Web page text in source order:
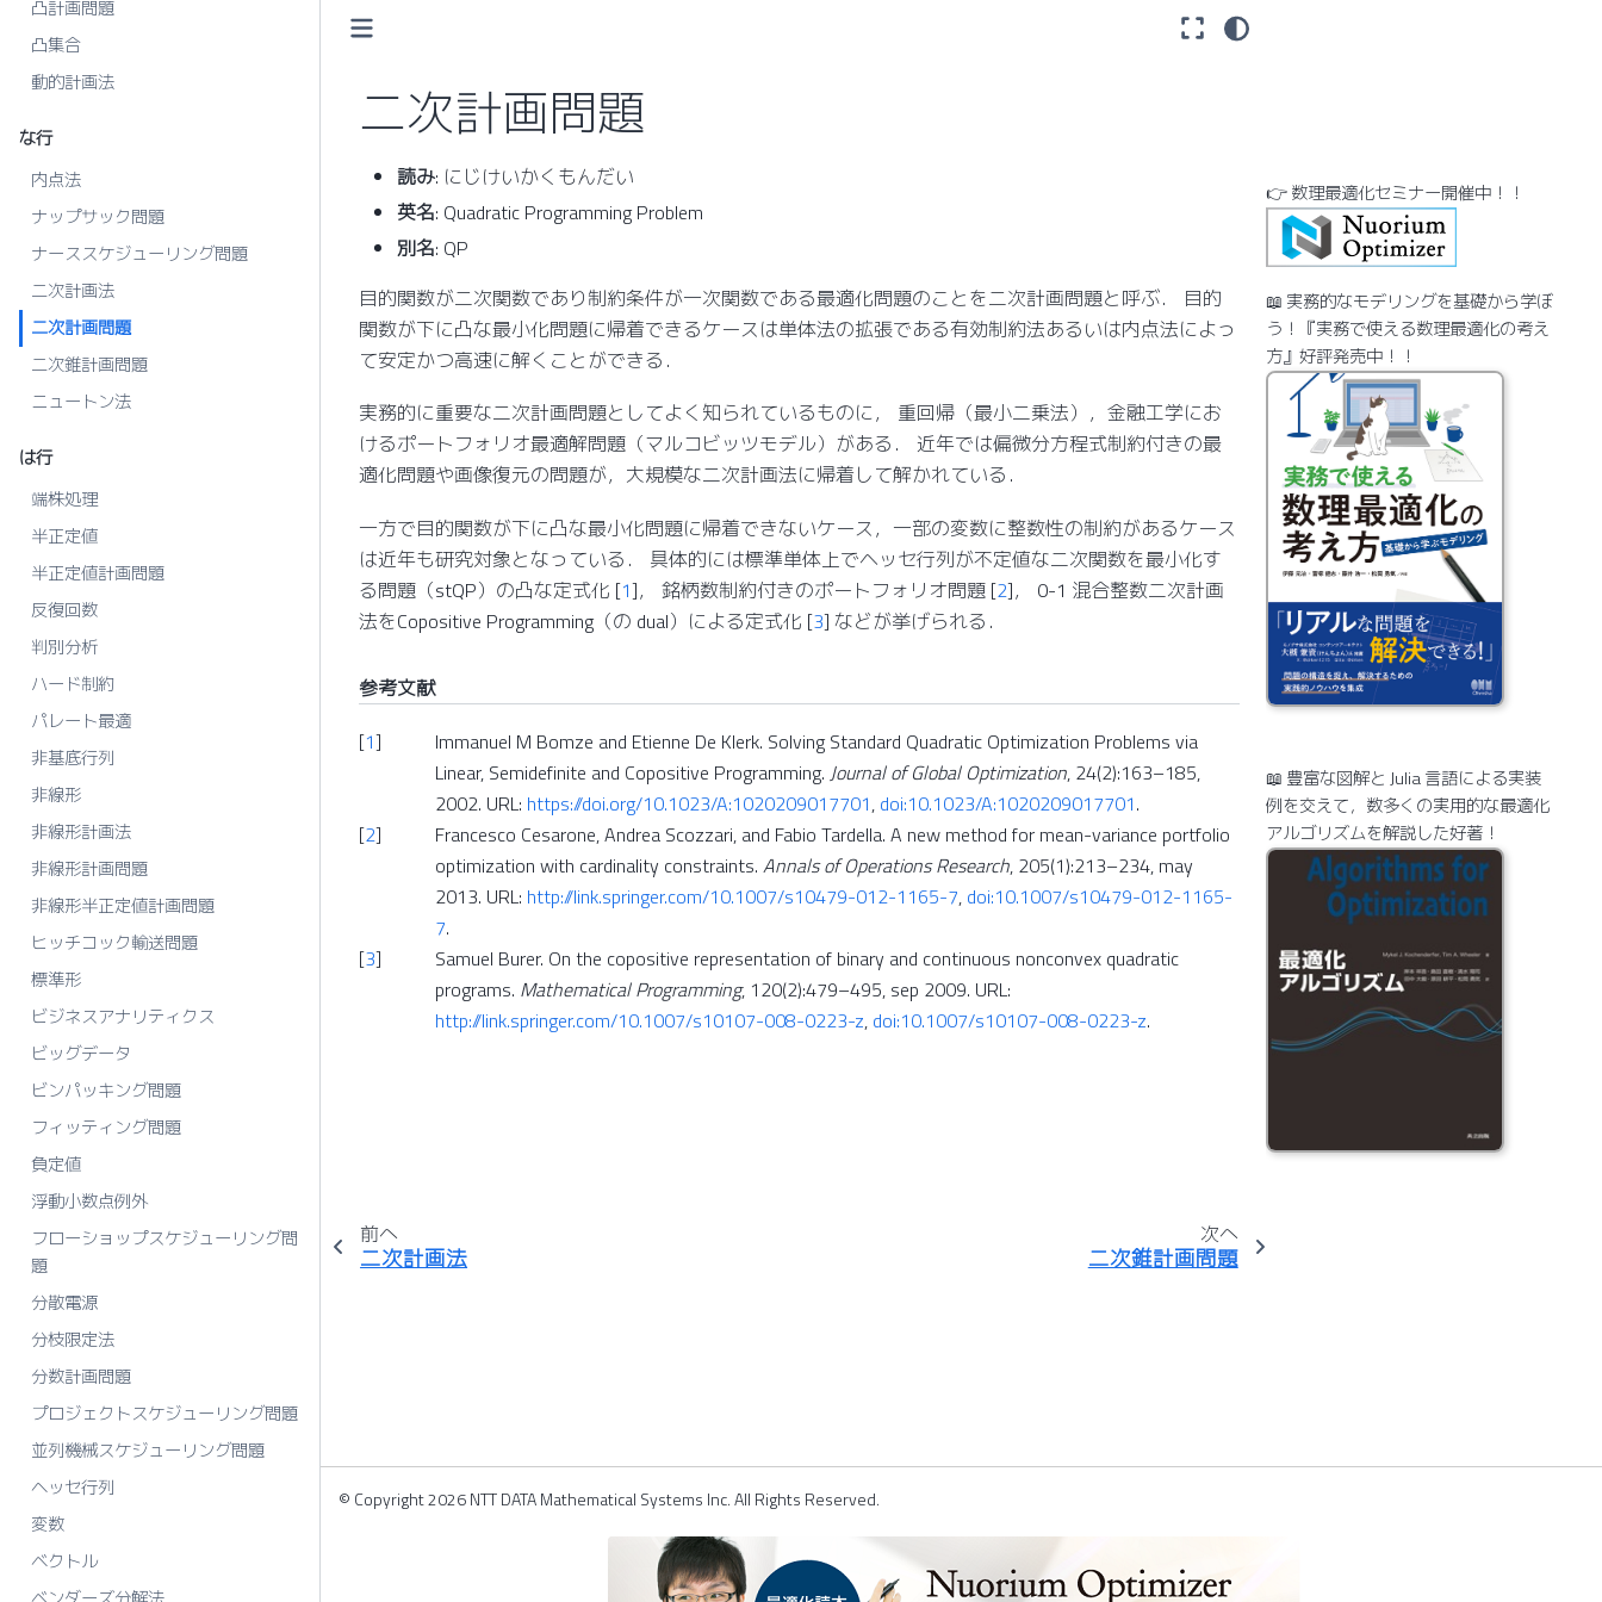
凸計画問題
凸集合
動的計画法
な行
内点法
ナップサック問題
ナーススケジューリング問題
二次計画法
二次計画問題
二次錐計画問題
ニュートン法
は行
端株処理
半正定値
半正定値計画問題
反復回数
判別分析
ハード制約
パレート最適
非基底行列
非線形
非線形計画法
非線形計画問題
非線形半正定値計画問題
ヒッチコック輸送問題
標準形
ビジネスアナリティクス
ビッグデータ
ビンパッキング問題
フィッティング問題
負定値
浮動小数点例外
フローショップスケジューリング問
題
分散電源
分枝限定法
分数計画問題
プロジェクトスケジューリング問題
並列機械スケジューリング問題
ヘッセ行列
変数
ベクトル
二次計画問題
👉 数理最適化セミナー開催中！！
📖 実務的なモデリングを基礎から学ぼ
う！『実務で使える数理最適化の考え
方』好評発売中！！
📖 豊富な図解と Julia 言語による実装
例を交えて，数多くの実用的な最適化
アルゴリズムを解説した好著！
読み: にじけいかくもんだい
英名: Quadratic Programming Problem
別名: QP
目的関数が二次関数であり制約条件が一次関数である最適化問題のことを二次計画問題と呼ぶ． 目的
関数が下に凸な最小化問題に帰着できるケースは単体法の拡張である有効制約法あるいは内点法によっ
て安定かつ高速に解くことができる．
実務的に重要な二次計画問題としてよく知られているものに， 重回帰（最小二乗法），金融工学にお
けるポートフォリオ最適解問題（マルコビッツモデル）がある． 近年では偏微分方程式制約付きの最
適化問題や画像復元の問題が，大規模な二次計画法に帰着して解かれている．
一方で目的関数が下に凸な最小化問題に帰着できないケース，一部の変数に整数性の制約があるケース
は近年も研究対象となっている． 具体的には標準単体上でヘッセ行列が不定値な二次関数を最小化す
る問題（stQP）の凸な定式化 [1]， 銘柄数制約付きのポートフォリオ問題 [2]， 0-1 混合整数二次計画
法をCopositive Programming（の dual）による定式化 [3] などが挙げられる．
参考文献
[1]
Immanuel M Bomze and Etienne De Klerk. Solving Standard Quadratic Optimization Problems via
Linear, Semidefinite and Copositive Programming. Journal of Global Optimization, 24(2):163–185,
2002. URL: https://doi.org/10.1023/A:1020209017701, doi:10.1023/A:1020209017701.
[2]
Francesco Cesarone, Andrea Scozzari, and Fabio Tardella. A new method for mean-variance portfolio
optimization with cardinality constraints. Annals of Operations Research, 205(1):213–234, may
2013. URL: http://link.springer.com/10.1007/s10479-012-1165-7, doi:10.1007/s10479-012-1165-
7.
[3]
Samuel Burer. On the copositive representation of binary and continuous nonconvex quadratic
programs. Mathematical Programming, 120(2):479–495, sep 2009. URL:
http://link.springer.com/10.1007/s10107-008-0223-z, doi:10.1007/s10107-008-0223-z.
前へ
二次計画法
次へ
二次錐計画問題
© Copyright 2026 NTT DATA Mathematical Systems Inc. All Rights Reserved.